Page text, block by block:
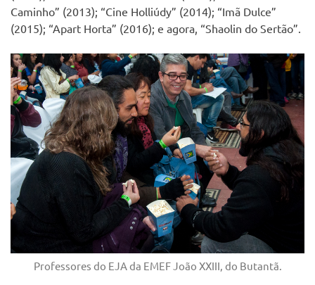
Caminho” (2013); “Cine Holliúdy” (2014); “Imã Dulce”
(2015); “Apart Horta” (2016); e agora, “Shaolin do Sertão”.
Professores do EJA da EMEF João XXIII, do Butantã.